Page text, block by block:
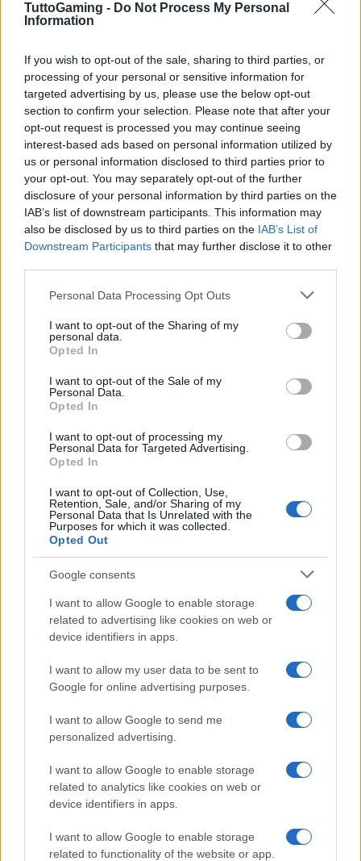
TuttoGaming - Do Not Process My Personal
Information
If you wish to opt-out of the sale, sharing to third parties, or
processing of your personal or sensitive information for
targeted advertising by us, please use the below opt-out
section to confirm your selection. Please note that after your
opt-out request is processed you may continue seeing
interest-based ads based on personal information utilized by
us or personal information disclosed to third parties prior to
your opt-out. You may separately opt-out of the further
disclosure of your personal information by third parties on the
IAB’s list of downstream participants. This information may
also be disclosed by us to third parties on the IAB’s List of
Downstream Participants that may further disclose it to other
Please note that this website/app uses one or more Google
not limited to your visit or usage behaviour. You may click to
grant or deny consent to Google and its third-party tags to
use your data for below specified purposes in below Google
consent section.
Personal Data Processing Opt Outs
I want to opt-out of the Sharing of my
personal data.
Opted In
I want to opt-out of the Sale of my
Personal Data.
Opted In
I want to opt-out of processing my
Personal Data for Targeted Advertising.
Opted In
I want to opt-out of Collection, Use,
Retention, Sale, and/or Sharing of my
Personal Data that Is Unrelated with the
Purposes for which it was collected.
Opted Out
Google consents
I want to allow Google to enable storage
related to advertising like cookies on web or
device identifiers in apps.
I want to allow my user data to be sent to
Google for online advertising purposes.
I want to allow Google to send me
personalized advertising.
I want to allow Google to enable storage
related to analytics like cookies on web or
device identifiers in apps.
I want to allow Google to enable storage
related to functionality of the website or app.
AUTORE
AiAdhubMedia
Continua a leggere
GAMING NEWS